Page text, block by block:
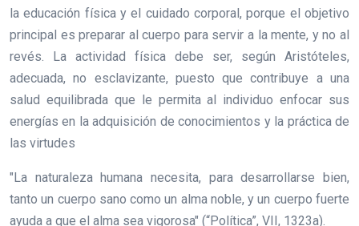
la educación física y el cuidado corporal, porque el objetivo
principal es preparar al cuerpo para servir a la mente, y no al
revés. La actividad física debe ser, según Aristóteles,
adecuada, no esclavizante, puesto que contribuye a una
salud equilibrada que le permita al individuo enfocar sus
energías en la adquisición de conocimientos y la práctica de
las virtudes
"La naturaleza humana necesita, para desarrollarse bien,
tanto un cuerpo sano como un alma noble, y un cuerpo fuerte
ayuda a que el alma sea vigorosa" (“Política”, VII, 1323a).